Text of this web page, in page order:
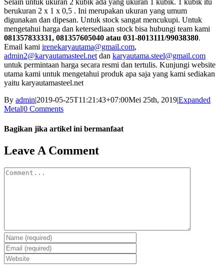
Selain untuk ukuran 2 kubik ada yang ukuran 1 kubik. 1 kubik itu
berukuran 2 x 1 x 0,5 . Ini merupakan ukuran yang umum
digunakan dan dipesan. Untuk stock sangat mencukupi. Untuk
mengetahui harga dan ketersediaan stock bisa hubungi team kami
081357833331, 081357605040 atau 031-8013111/99038380.
Email kami irenekaryautama@gmail.com,
admin2@karyautamasteel.netdan karyautama.steel@gmail.com
untuk permintaan harga secara resmi dan tertulis. Kunjungi website
utama kami untuk mengetahui produk apa saja yang kami sediakan
yaitu karyautamasteel.net
By admin|2019-05-25T11:21:43+07:00Mei 25th, 2019|Expanded
Metal|0 Comments
Bagikan jika artikel ini bermanfaat
Facebook
Twitter
Reddit
LinkedIn
WhatsApp
Tumblr
Pinterest
Vk
Email
Leave A Comment
Comment